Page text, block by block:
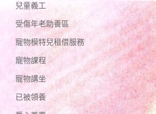
兒童義工
受傷年老助養區
寵物模特兒租借服務
寵物課程
寵物講坐
已被領養